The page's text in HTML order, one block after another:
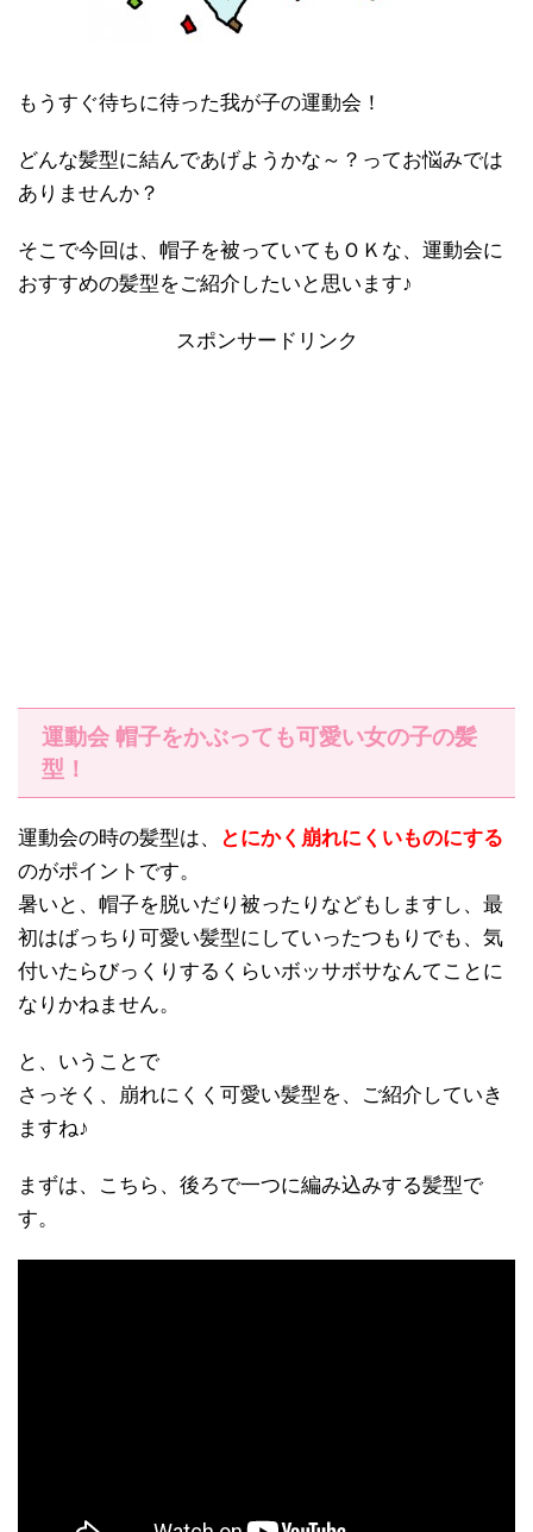
もうすぐ待ちに待った我が子の運動会！
どんな髪型に結んであげようかな～？ってお悩みでは
ありませんか？
そこで今回は、帽子を被っていてもＯＫな、運動会に
おすすめの髪型をご紹介したいと思います♪
スポンサードリンク
運動会 帽子をかぶっても可愛い女の子の髪
型！
運動会の時の髪型は、
とにかく崩れにくいものにする
のがポイントです。
暑いと、帽子を脱いだり被ったりなどもしますし、最
初はばっちり可愛い髪型にしていったつもりでも、気
付いたらびっくりするくらいボッサボサなんてことに
なりかねません。
と、いうことで
さっそく、崩れにくく可愛い髪型を、ご紹介していき
ますね♪
まずは、こちら、後ろで一つに編み込みする髪型で
す。